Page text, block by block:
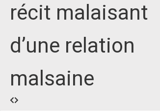
récit malaisant
d’une relation
malsaine